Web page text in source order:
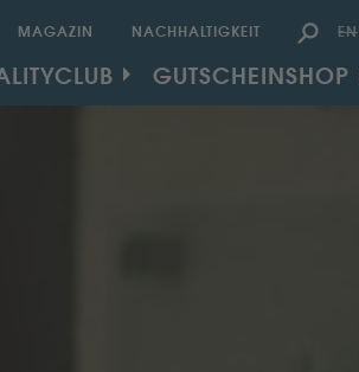
MAGAZIN NACHHALTIGKEIT EN
GUTSCHEINSHOP